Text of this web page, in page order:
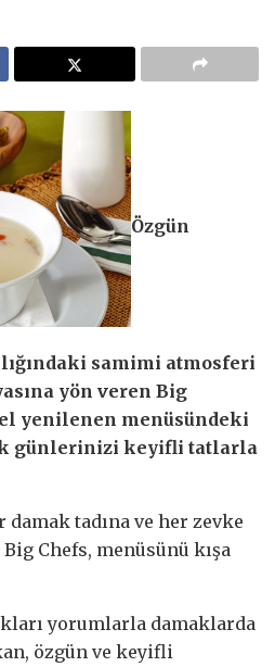
Özgün
samimi atmosferi
yön veren Big
yenilenen menüsündeki
günlerinizi keyifli tatlarla
tadına ve her zevke
Chefs, menüsünü kışa
yorumlarla damaklarda
özgün ve keyifli